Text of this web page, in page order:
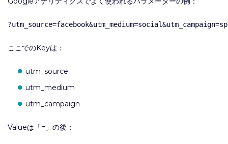
ここでのKeyは：
utm_source
utm_medium
utm_campaign
Valueは「=」の後：